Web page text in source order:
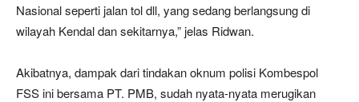
Nasional seperti jalan tol dll, yang sedang berlangsung di
wilayah Kendal dan sekitarnya,” jelas Ridwan.
Akibatnya, dampak dari tindakan oknum polisi Kombespol
FSS ini bersama PT. PMB, sudah nyata-nyata merugikan